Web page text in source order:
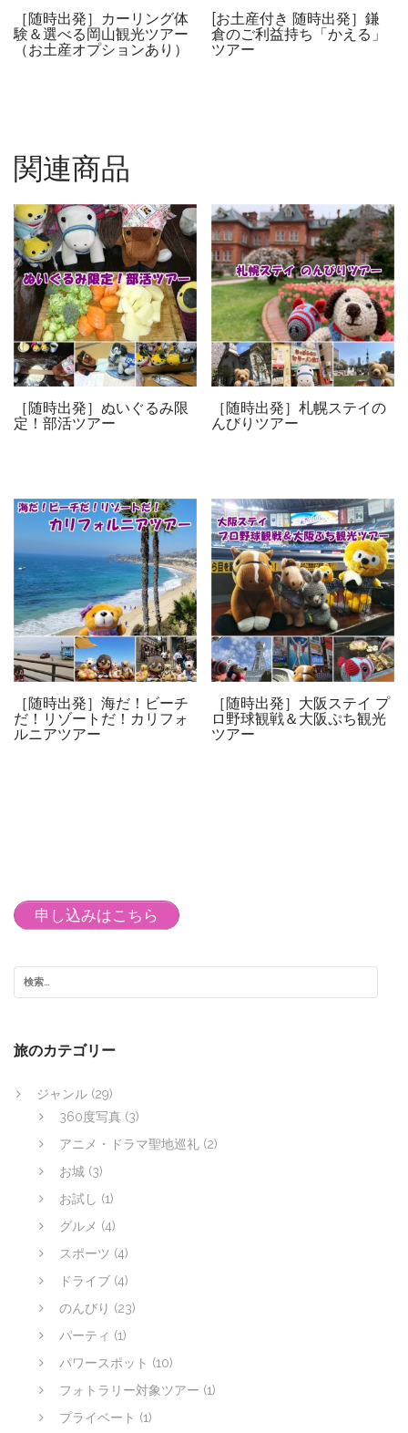
［随時出発］カーリング体
験＆選べる岡山観光ツアー
（お土産オプションあり）
[お土産付き 随時出発］鎌
倉のご利益持ち「かえる」
ツアー
関連商品
［随時出発］ぬいぐるみ限
定！部活ツアー
［随時出発］札幌ステイの
んびりツアー
［随時出発］海だ！ビーチ
だ！リゾートだ！カリフォ
ルニアツアー
［随時出発］大阪ステイ プ
ロ野球観戦＆大阪ぷち観光
ツアー
申し込みはこちら
旅のカテゴリー
ジャンル (29)
360度写真 (3)
アニメ・ドラマ聖地巡礼 (2)
お城 (3)
お試し (1)
グルメ (4)
スポーツ (4)
ドライブ (4)
のんびり (23)
パーティ (1)
パワースポット (10)
フォトラリー対象ツアー (1)
プライベート (1)